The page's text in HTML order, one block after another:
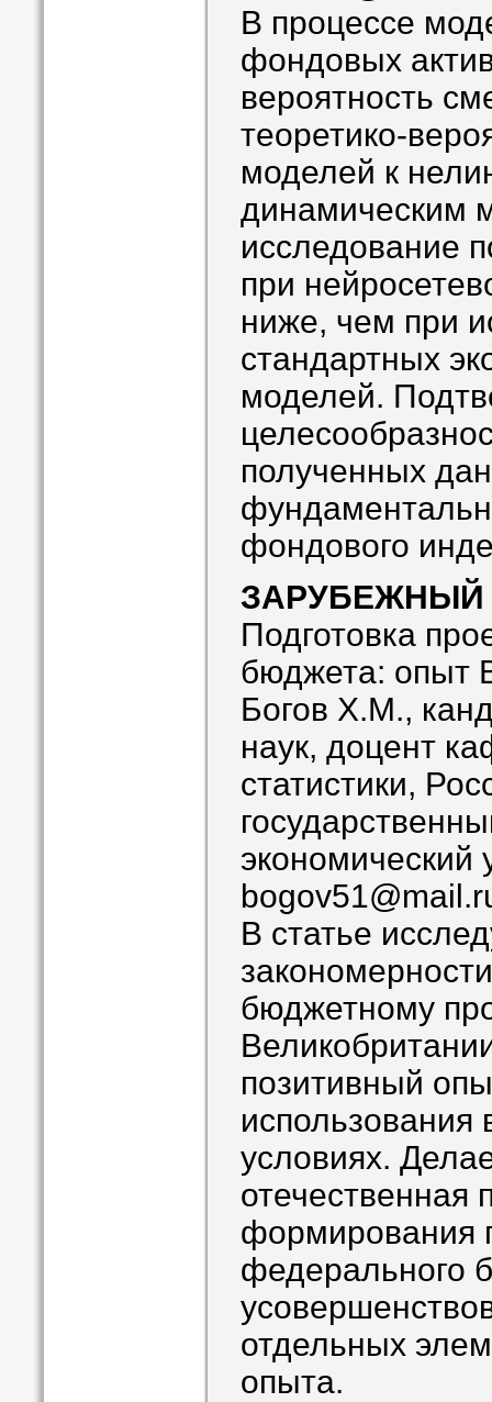
В процессе
фондовых
вероятность
теоретико-
моделей к
динамическим
исследование
при
ниже, чем при
стандартных
моделей.
полученных
фондового
Подготовка
бюджета: опыт
Богов Х.М.,
наук, доцент
статистики,
экономический
В статье
бюджетному
позитивный
использования
условиях.
отечественная
формирования
федерального
отдельных
опыта.